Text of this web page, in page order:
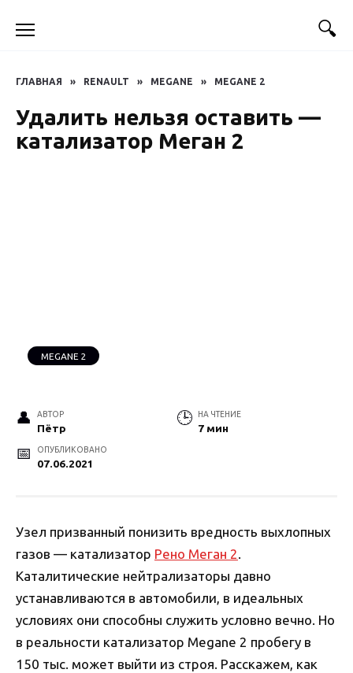
ГЛАВНАЯ » RENAULT » MEGANE » MEGANE 2
Удалить нельзя оставить —
катализатор Меган 2
MEGANE 2
АВТОР
Пётр
НА ЧТЕНИЕ
7 мин
ОПУБЛИКОВАНО
07.06.2021
Узел призванный понизить вредность выхлопных
газов — катализатор Рено Меган 2
Каталитические нейтрализаторы давно
устанавливаются в автомобили, в идеальных
условиях они способны служить условно вечно. Но
в реальности катализатор Megane 2 пробегу в
150 тыс. может выйти из строя. Расскажем, как